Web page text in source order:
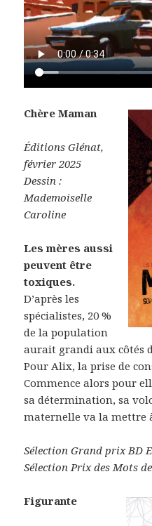
Chère Maman
Éditions Glénat,
février 2025
Dessin :
Mademoiselle
Caroline
Les mères aussi
peuvent être
toxiques.
D’après les
spécialistes, 20 %
de la population
aurait grandi aux côtés
Pour Alix, la prise de
Commence alors pour
sa détermination, sa
maternelle va la mettre
Sélection Grand prix BD
Sélection Prix des Mots
Figurante